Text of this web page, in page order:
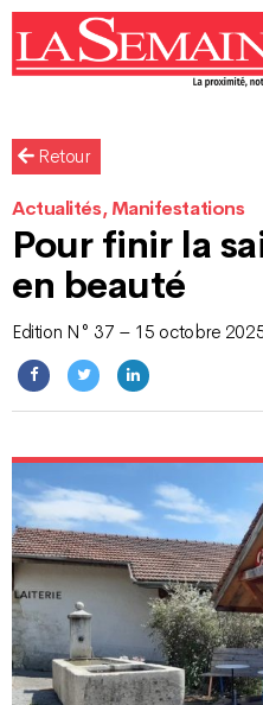
Retour
Actualités, Manifestations
Pour finir la
en beauté
Edition N° 37 – 15 octobre